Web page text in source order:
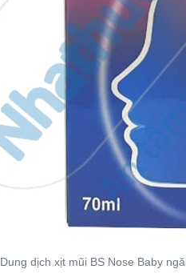
Dung dịch xịt mũi BS Nose Baby